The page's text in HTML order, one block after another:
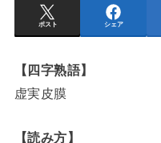
ポスト シェア
【四字熟語】
虚実皮膜
【読み方】